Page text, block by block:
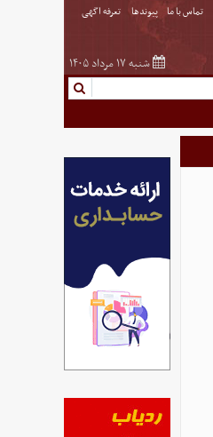
تماس با ما پیوندها تعرفه اگهی
شنبه ۱۷ مرداد ۱۴۰۵